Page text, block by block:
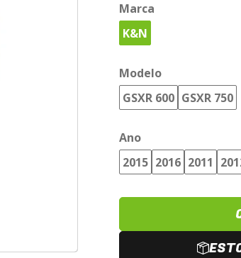
Marca
K&N
Modelo
GSXR 600 GSXR 750
Ano
2015 2016 2011